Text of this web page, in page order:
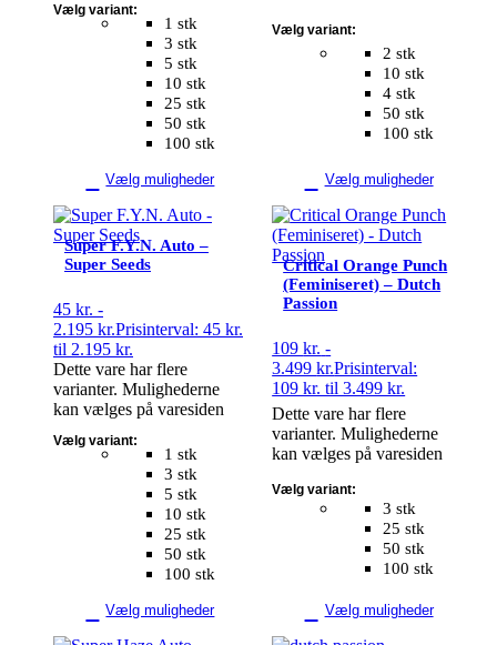
1 stk
3 stk
5 stk
10 stk
25 stk
50 stk
100 stk
Vælg variant:
Vælg muligheder
2 stk
10 stk
4 stk
50 stk
100 stk
Vælg variant:
Vælg muligheder
Super F.Y.N. Auto –
Super Seeds
45 kr. -
2.195 kr.Prisinterval: 45 kr.
til 2.195 kr.
1 stk
3 stk
5 stk
10 stk
25 stk
50 stk
100 stk
Vælg variant:
Vælg muligheder
Dette vare har flere
varianter. Mulighederne
kan vælges på varesiden
Critical Orange Punch
(Feminiseret) – Dutch
Passion
109kr. -
3.499kr.Prisinterval:
109 kr. til 3.499 kr.
3 stk
25 stk
50 stk
100 stk
Vælg variant:
Vælg muligheder
Dette vare har flere
varianter. Mulighederne
kan vælges på varesiden